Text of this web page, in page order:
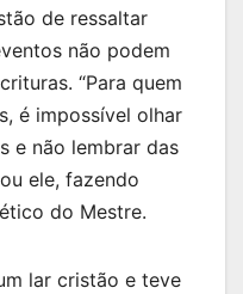
de ressaltar
não podem
“Para quem
é impossível olhar
e não lembrar das
ele, fazendo
do Mestre.
lar cristão e teve